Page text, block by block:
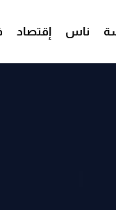
ناس إقتصاد